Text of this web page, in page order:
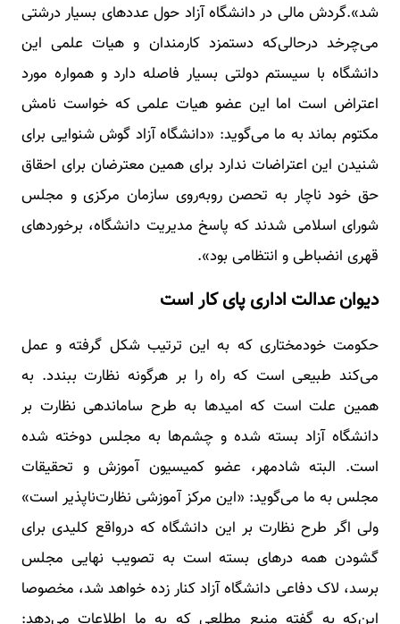
شد».گردش مالی در دانشگاه آزاد حول عددهای بسیار درشتی
می‌چرخد درحالی‌که دستمزد کارمندان و هیات علمی این
دانشگاه با سیستم دولتی بسیار فاصله دارد و همواره مورد
اعتراض است اما این عضو هیات علمی که خواست نامش
مکتوم بماند به ما می‌گوید: «دانشگاه آزاد گوش شنوایی برای
شنیدن این اعتراضات ندارد برای همین معترضان برای احقاق
حق خود ناچار به تحصن روبه‌روی سازمان مرکزی و مجلس
شورای اسلامی شدند که پاسخ مدیریت دانشگاه، برخوردهای
قهری انضباطی و انتظامی بود».
دیوان عدالت اداری پای کار است
حکومت خودمختاری که به این ترتیب شکل گرفته و عمل
می‌کند طبیعی است که راه را بر هرگونه نظارت ببندد. به
همین علت است که امیدها به طرح ساماندهی نظارت بر
دانشگاه آزاد بسته شده و چشم‌ها به مجلس دوخته شده
است. البته شادمهر، عضو کمیسیون آموزش و تحقیقات
مجلس به ما می‌گوید: «این مرکز آموزشی نظارت‌ناپذیر است»
ولی اگر طرح نظارت بر این دانشگاه که درواقع کلیدی برای
گشودن همه درهای بسته است به تصویب نهایی مجلس
برسد، لاک دفاعی دانشگاه آزاد کنار زده خواهد شد، مخصوصا
این‌که به گفته منبع مطلعی که به ما اطلاعات می‌دهد: